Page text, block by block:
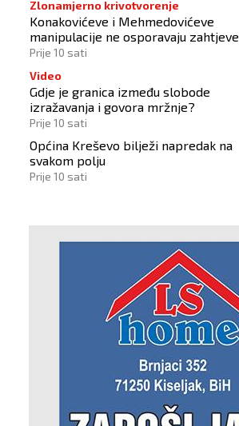
Zlonamjerno krivotvorenje
Konakovićeve i Mehmedovićeve
manipulacije ne osporavaju zahtjeve
Hrvata
Prije 10 sati
Video
Gdje je granica između slobode
izražavanja i govora mržnje?
Prije 10 sati
Općina Kreševo bilježi napredak na
svakom polju
Prije 10 sati